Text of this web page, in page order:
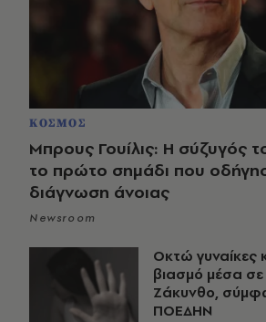
ΚΟΣΜΟΣ
Μπρους Γουίλις: Η σύζυγός
το πρώτο σημάδι που
διάγνωση άνοιας
Newsroom
Οκτώ γυναίκες
βιασμό μέσα
Ζάκυνθο,
ΠΟΕΔΗΝ